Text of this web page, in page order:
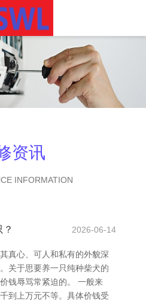
资讯
INFORMATION
2026-06-14
真心、可人和私有的外貌深
关于思要养一只纯种柴犬的
钱辱骂常紧迫的。 一般来
到上万元不等。具体价钱受